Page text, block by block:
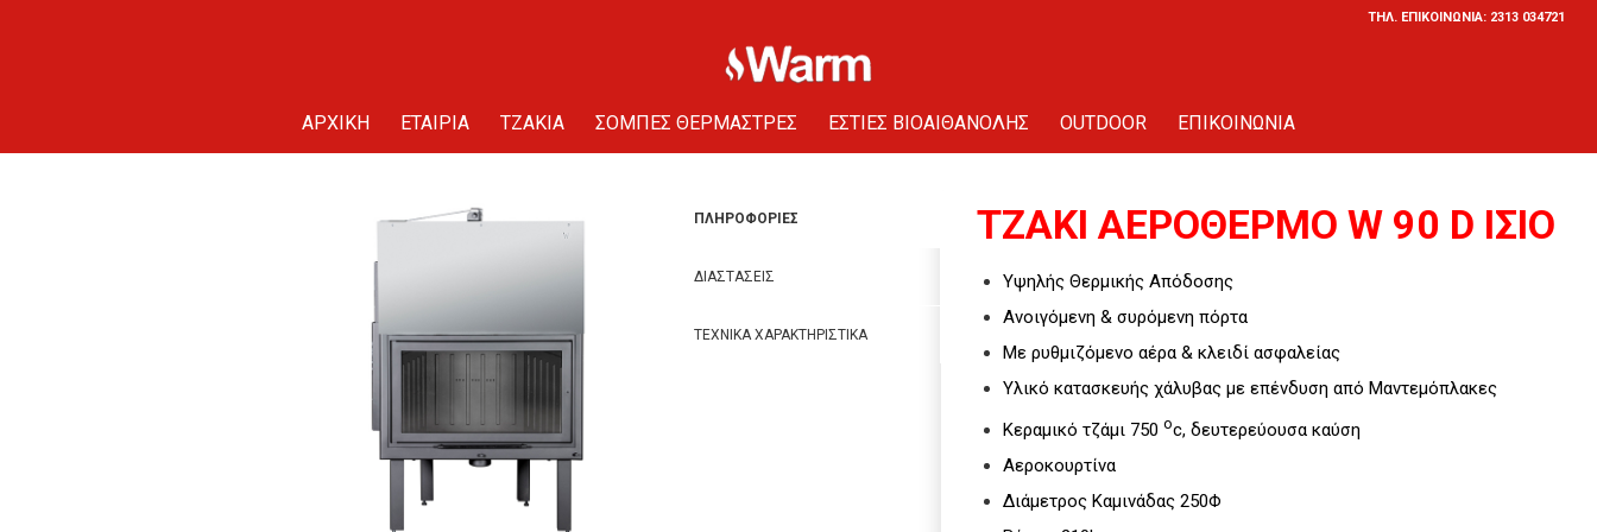
ΤΗΛ. ΕΠΙΚΟΙΝΩΝΙΑ: 2313 034721
ΑΡΧΙΚΗ ΕΤΑΙΡΙΑ TZAKIA ΣΟΜΠΕΣ ΘΕΡΜΑΣΤΡΕΣ ΕΣΤΙΕΣ ΒΙΟΑΙΘΑΝΟΛΗΣ OUTDOOR ΕΠΙΚΟΙΝΩΝΙΑ
ΠΛΗΡΟΦΟΡΙΕΣ
ΔΙΑΣΤΑΣΕΙΣ
ΤΕΧΝΙΚΑ ΧΑΡΑΚΤΗΡΙΣΤΙΚΑ
ΤΖΑΚΙ ΑΕΡΟΘΕΡΜΟ W 90 D ΙΣΙΟ
Υψηλής Θερμικής Απόδοσης
Ανοιγόμενη & συρόμενη πόρτα
Με ρυθμιζόμενο αέρα & κλειδί ασφαλείας
Υλικό κατασκευής χάλυβας με επένδυση από Mαντεμόπλακες
Κεραμικό τζάμι 750 oc, δευτερεύουσα καύση
Αεροκουρτίνα
Διάμετρος Καμινάδας 250Φ